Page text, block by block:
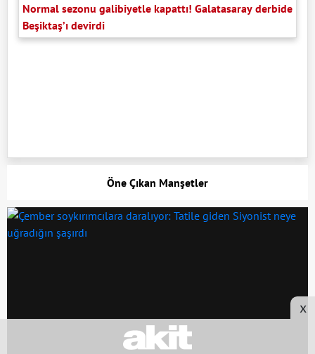
Normal sezonu galibiyetle kapattı! Galatasaray derbide
Beşiktaş’ı devirdi
Öne Çıkan Manşetler
x